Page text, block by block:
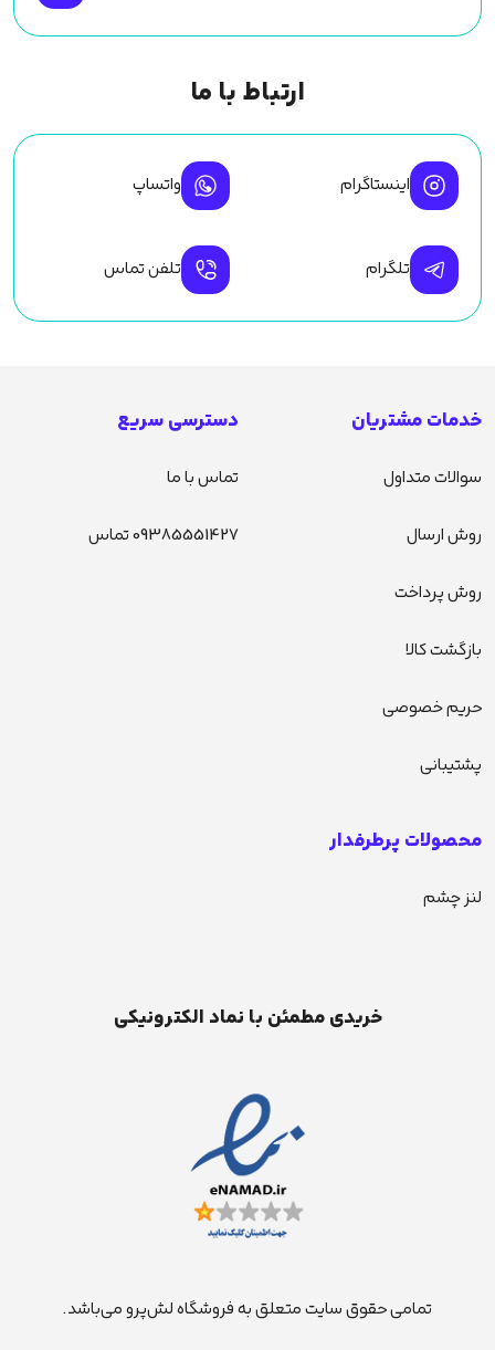
ارتباط با ما
اینستاگرام واتساپ
تلگرام تلفن تماس
خدمات مشتریان
سوالات متداول
روش ارسال
روش پرداخت
بازگشت کالا
حریم خصوصی
پشتیبانی
دسترسی سریع
تماس با ما
09385551427 تماس
محصولات پرطرفدار
لنز چشم
خریدی مطمئن با نماد الکترونیکی
تمامی حقوق سایت متعلق به فروشگاه لش‌پرو می‌باشد.